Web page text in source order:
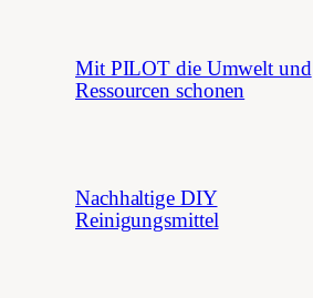
Mit PILOT die Umwelt und
Ressourcen schonen
Nachhaltige DIY
Reinigungsmittel